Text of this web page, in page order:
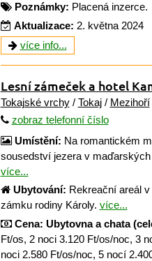
Poznámky: Placená inzerce.
Aktualizace: 2. května 2024
více info...
Lesní zámeček a hotel
Tokajské vrchy/ Tokaj/ Mezihoří
zobraz telefonní číslo
Umístění: Na romantickém
sousedství jezera v
více...
Ubytování: Rekreační areál
zámku rodiny Károly. více...
Cena: Ubytovna a chata
Ft/os, 2 noci 3.120 Ft/os/noc, 3
noci 2.580 Ft/os/noc, 5 nocí